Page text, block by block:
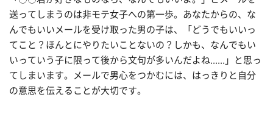
送ってしまうのは非モテ女子への第一歩。あなたからの、な
んでもいいメールを受け取った男の子は、「どうでもいいっ
てこと？ほんとにやりたいことないの？しかも、なんでもい
いっていう子に限って後から文句が多いんだよね......」と思っ
てしまいます。メールで男心をつかむには、はっきりと自分
の意思を伝えることが大切です。